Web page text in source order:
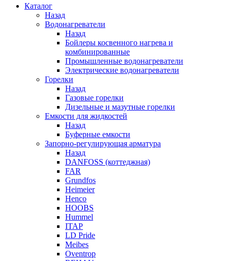
Каталог
Назад
Водонагреватели
Назад
Бойлеры косвенного нагрева и
комбинированные
Промышленные водонагреватели
Электрические водонагреватели
Горелки
Назад
Газовые горелки
Дизельные и мазутные горелки
Емкости для жидкостей
Назад
Буферные емкости
Запорно-регулирующая арматура
Назад
DANFOSS (коттеджная)
FAR
Grundfos
Heimeier
Henco
HOOBS
Hummel
ITAP
LD Pride
Meibes
Oventrop